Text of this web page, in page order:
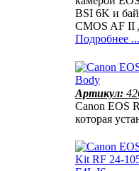
BSI 6K и
CMOS AF II
Подробнее ...
Артикул:
Canon EOS
которая